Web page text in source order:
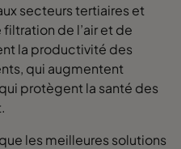
secteurs tertiaires et
de l’air et de
la productivité des
qui augmentent
protègent la santé des
les meilleures solutions